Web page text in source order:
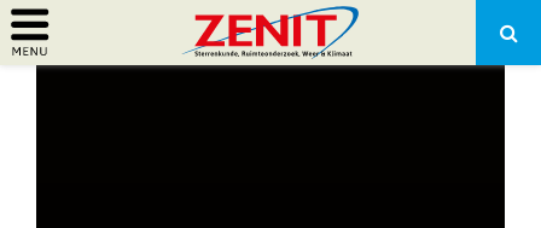
PRIMARY